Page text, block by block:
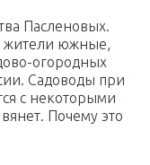
Пасленовых.
жители южные,
огородных
Садоводы при
с некоторыми
Почему это